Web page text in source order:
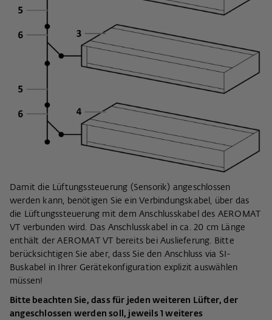
Damit die Lüftungssteuerung (Sensorik) angeschlossen
werden kann, benötigen Sie ein Verbindungskabel, über das
die Lüftungssteuerung mit dem Anschlusskabel des AEROMAT
VT verbunden wird. Das Anschlusskabel in ca. 20 cm Länge
enthält der AEROMAT VT bereits bei Auslieferung. Bitte
berücksichtigen Sie aber, dass Sie den Anschluss via SI-
Buskabel in Ihrer Gerätekonfiguration explizit auswählen
müssen!
Bitte beachten Sie, dass für jeden weiteren Lüfter, der
angeschlossen werden soll, jeweils 1 weiteres